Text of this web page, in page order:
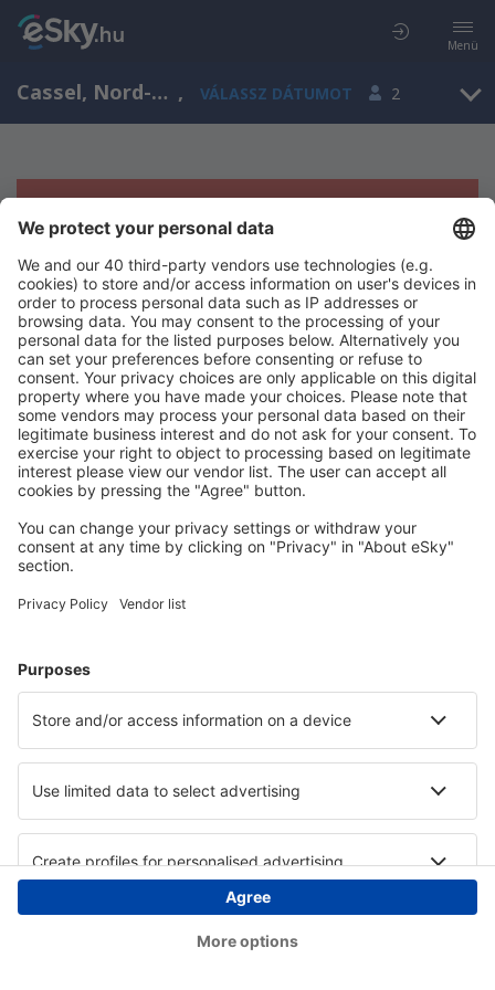
Menü
Cassel, Nord-Pas-de-Calais, Franciaország , VÁLASSZ DÁTUMOT 2
Sajnos semmilyen eredménnyel nem
szolgálhatunk.
Próbáld meg még egyszer más kritériumot kiválasztva
Copyright © eSky.hu Minden jog fenntartva.